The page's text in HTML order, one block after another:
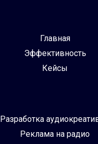
Главная
Эффективность
Кейсы
Разработка
Реклама на радио